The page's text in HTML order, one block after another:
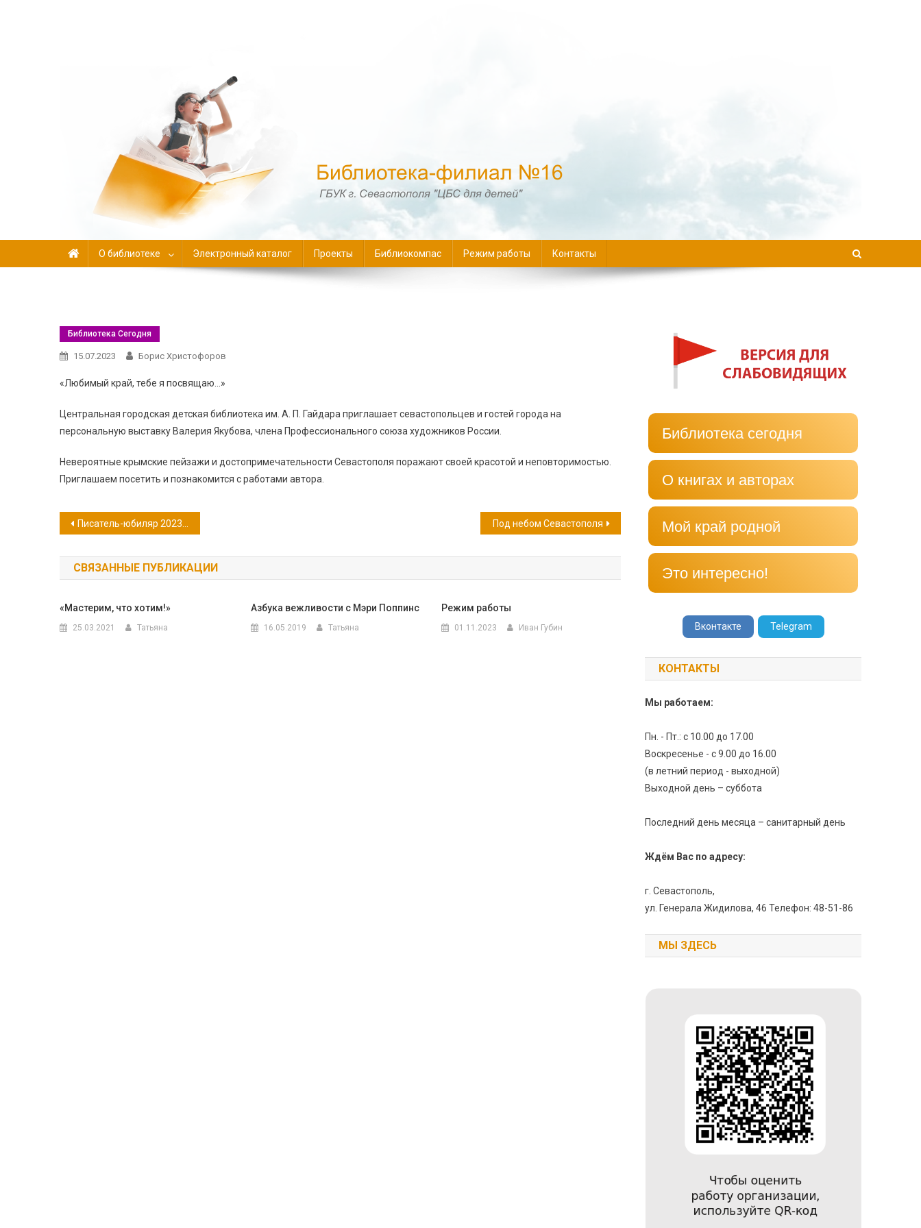
О библиотеке Электронный каталог Проекты Библиокомпас Режим работы Контакты
Библиотека Сегодня
15.07.2023 Борис Христофоров
«Любимый край, тебе я посвящаю…»
Центральная городская детская библиотека им. А. П. Гайдара приглашает севастопольцев и гостей города на
персональную выставку Валерия Якубова, члена Профессионального союза художников России.
Невероятные крымские пейзажи и достопримечательности Севастополя поражают своей красотой и неповторимостью.
Приглашаем посетить и познакомится с работами автора.
Навигация
по
записям
Писатель-юбиляр 2023 года: Валентин Саввич Пикуль Под небом Севастополя
СВЯЗАННЫЕ ПУБЛИКАЦИИ
«Мастерим, что хотим!»
25.03.2021 Татьяна
Азбука вежливости с Мэри Поппинс
16.05.2019 Татьяна
Режим работы
01.11.2023 Иван Губин
Библиотека сегодня
О книгах и авторах
Мой край родной
Это интересно!
Вконтакте Telegram
КОНТАКТЫ
Мы работаем:
Пн. - Пт.: с 10.00 до 17.00
Воскресенье - с 9.00 до 16.00
(в летний период - выходной)
Выходной день – суббота
Последний день месяца – санитарный день
Ждём Вас по адресу:
г. Севастополь,
ул. Генерала Жидилова, 46 Телефон: 48-51-86
МЫ ЗДЕСЬ